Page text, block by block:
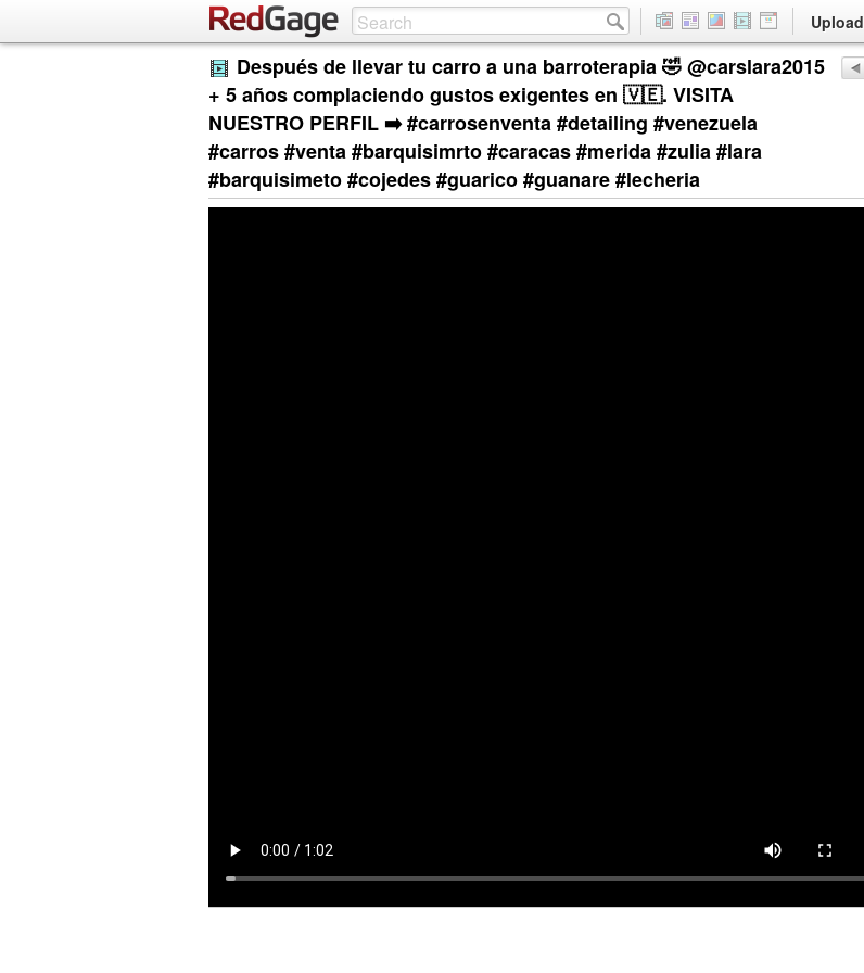
Upload
Después de llevar tu carro a una barroterapia 🤣 @carslara2015
+ 5 años complaciendo gustos exigentes en 🇻🇪. VISITA
NUESTRO PERFIL ➡️ #carrosenventa #detailing #venezuela
#carros #venta #barquisimrto #caracas #merida #zulia #lara
#barquisimeto #cojedes #guarico #guanare #lecheria